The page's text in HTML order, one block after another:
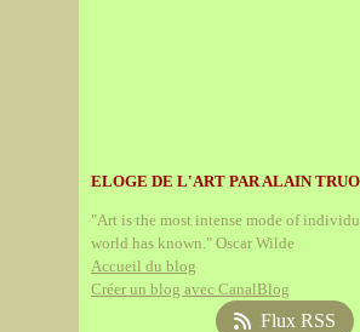
ELOGE DE L'ART PAR ALAIN
"Art is the most intense mode of
world has known." Oscar Wilde
Accueil du blog
Créer un blog avec CanalBlog
Flux RSS